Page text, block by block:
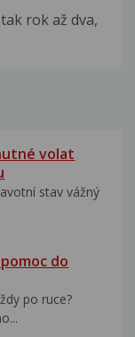
rok až dva,
volat
stav vážný
do
po ruce?